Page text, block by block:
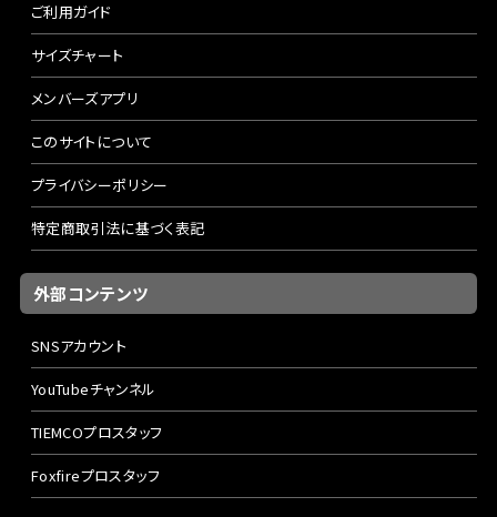
ご利用ガイド
サイズチャート
メンバーズアプリ
このサイトについて
プライバシーポリシー
特定商取引法に基づく表記
外部コンテンツ
SNSアカウント
YouTubeチャンネル
TIEMCOプロスタッフ
Foxfireプロスタッフ